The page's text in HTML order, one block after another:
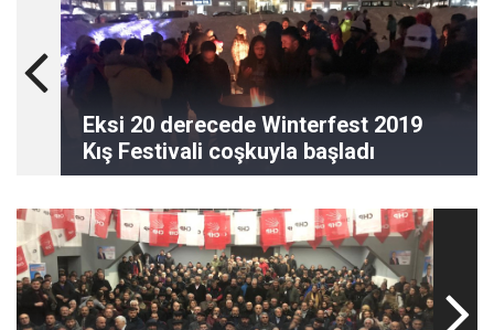
Eksi 20 derecede Winterfest 2019
Kış Festivali coşkuyla başladı